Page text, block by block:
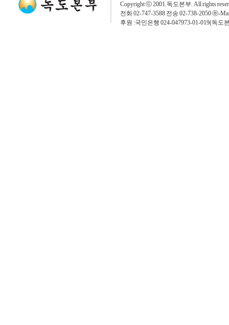
Copyright ⓒ 2001.독도본부. All rights
전화 02-747-3588 전송 02-738-2050 ⓔ-
후원 :국민은행 024-047973-01-019(독도